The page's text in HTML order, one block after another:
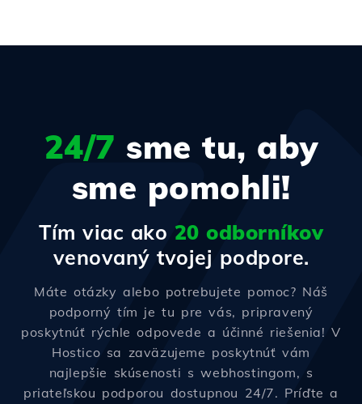
24/7 sme tu, aby
sme pomohli!
Tím viac ako 20 odborníkov
venovaný tvojej podpore.
Máte otázky alebo potrebujete pomoc? Náš
podporný tím je tu pre vás, pripravený
poskytnúť rýchle odpovede a účinné riešenia! V
Hostico sa zaväzujeme poskytnúť vám
najlepšie skúsenosti s webhostingom, s
priateľskou podporou dostupnou 24/7. Príďte a